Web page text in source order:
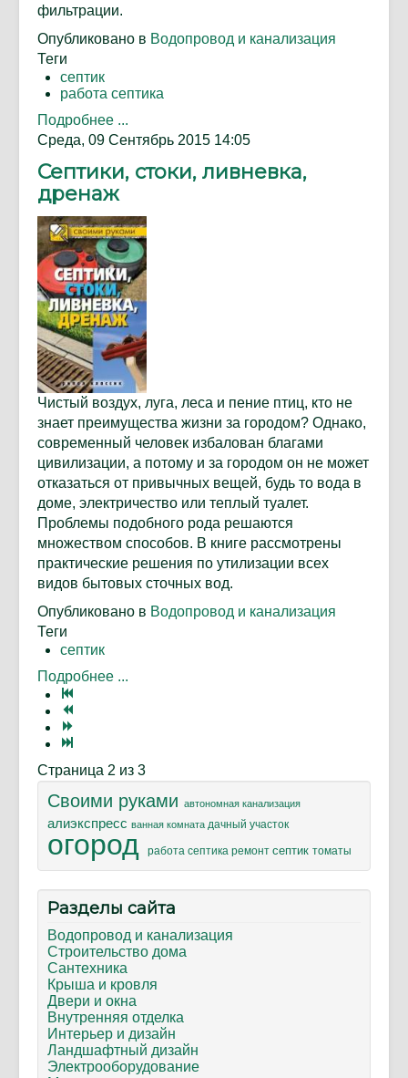
фильтрации.
Опубликовано в Водопровод и канализация
Теги
септик
работа септика
Подробнее ...
Среда, 09 Сентябрь 2015 14:05
Септики, стоки, ливневка,
дренаж
Чистый воздух, луга, леса и пение птиц, кто не
знает преимущества жизни за городом? Однако,
современный человек избалован благами
цивилизации, а потому и за городом он не может
отказаться от привычных вещей, будь то вода в
доме, электричество или теплый туалет.
Проблемы подобного рода решаются
множеством способов. В книге рассмотрены
практические решения по утилизации всех
видов бытовых сточных вод.
Опубликовано в Водопровод и канализация
Теги
септик
Подробнее ...
Страница 2 из 3
Своими руками автономная канализация
алиэкспресс ванная комната дачный участок
огород работа септика ремонт септик томаты
Разделы сайта
Водопровод и канализация
Строительство дома
Сантехника
Крыша и кровля
Двери и окна
Внутренняя отделка
Интерьер и дизайн
Ландшафтный дизайн
Электрооборудование